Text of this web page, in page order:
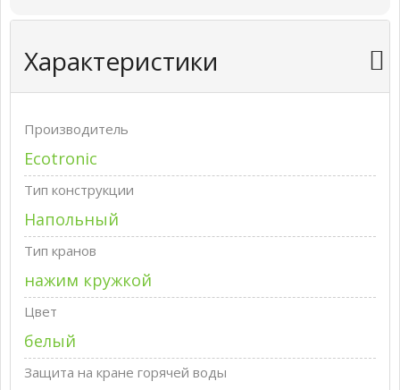
Характеристики
Производитель
Ecotronic
Тип конструкции
Напольный
Тип кранов
нажим кружкой
Цвет
белый
Защита на кране горячей воды